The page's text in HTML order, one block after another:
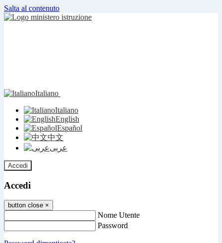
Salta al contenuto
Italiano
Italiano
English
Español
中文
عربى
Accedi
Accedi
button close ×
Nome Utente
Password